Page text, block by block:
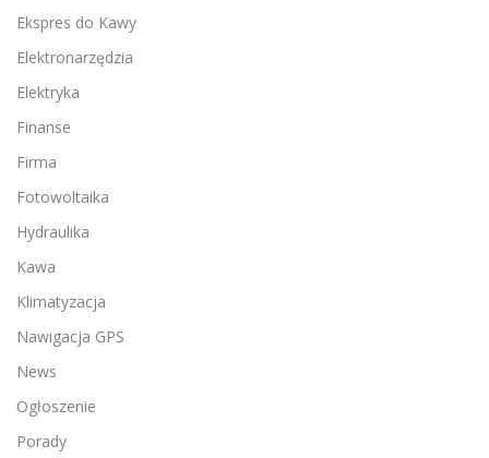
Ekspres do Kawy
Elektronarzędzia
Elektryka
Finanse
Firma
Fotowoltaika
Hydraulika
Kawa
Klimatyzacja
Nawigacja GPS
News
Ogłoszenie
Porady